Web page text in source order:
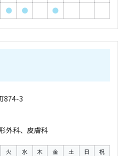
● ● ●
874-3
外科、皮膚科
火 水 木 金 土 日 祝